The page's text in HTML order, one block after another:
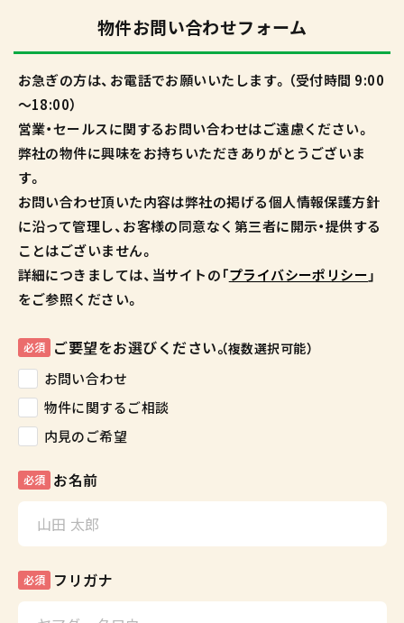
物件お問い合わせフォーム
お急ぎの方は、お電話でお願いいたします。（受付時間 9:00
～18:00）
営業・セールスに関するお問い合わせはご遠慮ください。
弊社の物件に興味をお持ちいただきありがとうございま
す。
お問い合わせ頂いた内容は弊社の掲げる個人情報保護方針
に沿って管理し、お客様の同意なく第三者に開示・提供する
ことはございません。
詳細につきましては、当サイトの「プライバシーポリシー」
をご参照ください。
必須 ご要望をお選びください。（複数選択可能）
お問い合わせ
物件に関するご相談
内見のご希望
必須 お名前
必須 フリガナ